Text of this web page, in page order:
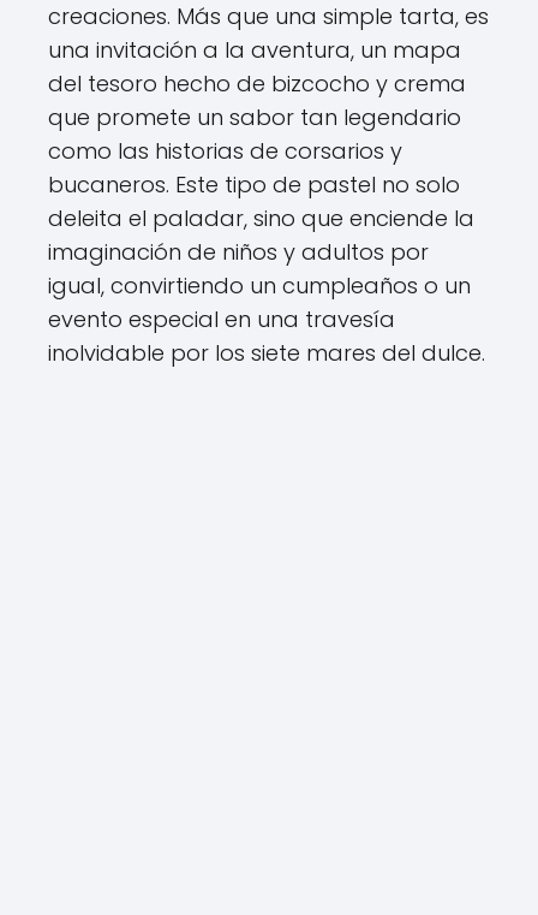
creaciones. Más que una simple tarta, es
una invitación a la aventura, un mapa
del tesoro hecho de bizcocho y crema
que promete un sabor tan legendario
como las historias de corsarios y
bucaneros. Este tipo de pastel no solo
deleita el paladar, sino que enciende la
imaginación de niños y adultos por
igual, convirtiendo un cumpleaños o un
evento especial en una travesía
inolvidable por los siete mares del dulce.